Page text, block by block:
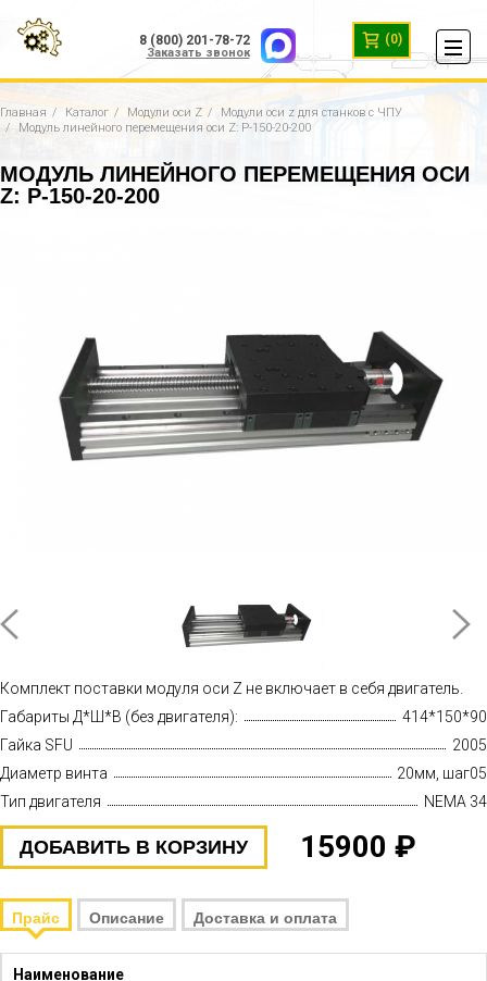
8 (800) 201-78-72
Заказать звонок
(0)
Главная Каталог Модули оси Z
Модули оси z для станков с ЧПУ
Модуль линейного перемещения оси Z: P-150-20-200
МОДУЛЬ ЛИНЕЙНОГО ПЕРЕМЕЩЕНИЯ ОСИ
Z: P-150-20-200
Комплект поставки модуля оси Z не включает в себя двигатель.
Габариты Д*Ш*В (без двигателя):
414*150*90
Гайка SFU
2005
Диаметр винта
20мм, шаг05
Тип двигателя
NEMA 34
ДОБАВИТЬ В КОРЗИНУ 15900 ₽
Прайс Описание Доставка и оплата